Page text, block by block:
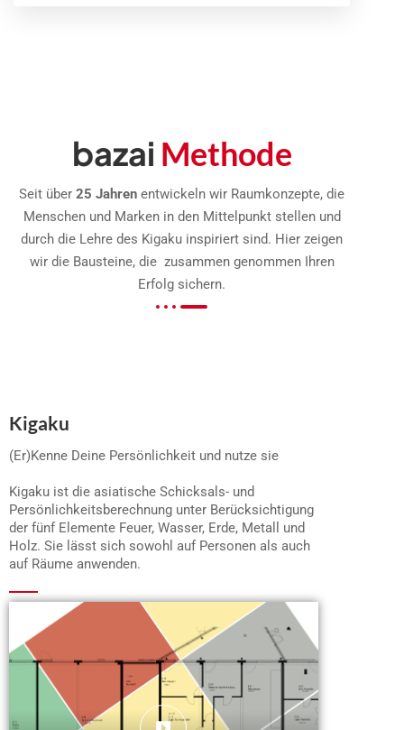
bazai Methode
Seit über25 Jahren entwickeln wir Raumkonzepte, die
Menschen und Marken in den Mittelpunkt stellen und
durch die Lehre des Kigaku inspiriert sind. Hier zeigen
wir die Bausteine, die zusammen genommen Ihren
Erfolg sichern.
Kigaku
(Er)Kenne Deine Persönlichkeit und nutze sie
Kigaku ist die asiatische Schicksals- und
Persönlichkeitsberechnung unter Berücksichtigung
der fünf Elemente Feuer, Wasser, Erde, Metall und
Holz. Sie lässt sich sowohl auf Personen als auch
auf Räume anwenden.